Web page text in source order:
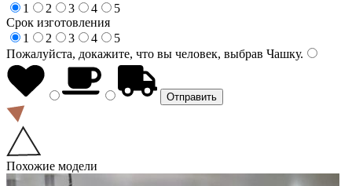
1
2 3 4
5
Срок изготовления
1
2 3 4
5
Пожалуйста, докажите, что вы человек, выбрав Чашку.
Похожие модели